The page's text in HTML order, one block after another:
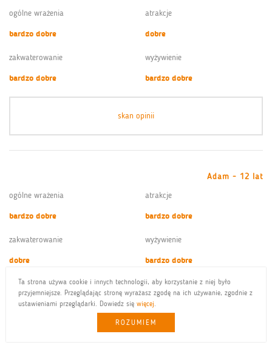
Ta strona używa cookie i innych technologii, aby korzystanie z niej było
przyjemniejsze. Przeglądając stronę wyrażasz zgodę na ich używanie, zgodnie z
ustawieniami przeglądarki. Dowiedz się więcej.
ROZUMIEM
ogólne wrażenia
bardzo dobre
atrakcje
dobre
zakwaterowanie
bardzo dobre
wyżywienie
bardzo dobre
skan opinii
Adam - 12 lat
ogólne wrażenia
bardzo dobre
atrakcje
bardzo dobre
zakwaterowanie
dobre
wyżywienie
bardzo dobre
skan opinii